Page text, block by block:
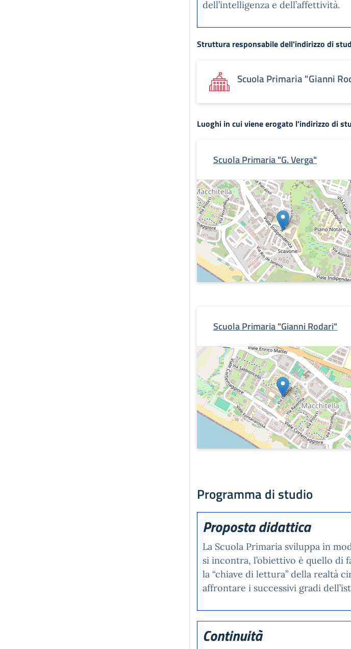
dell’intelligenza e dell’affettività.
Struttura responsabile dell'indirizzo di
Scuola Primaria "Gianni
Luoghi in cui viene erogato l'indirizzo di
Scuola Primaria "G. Verga"
Scuola Primaria "Gianni Rodari"
Programma di studio
Proposta didattica
La Scuola Primaria sviluppa in
si incontra, l’obiettivo è quello di
la “chiave di lettura” della realtà
affrontare i successivi gradi
Continuità